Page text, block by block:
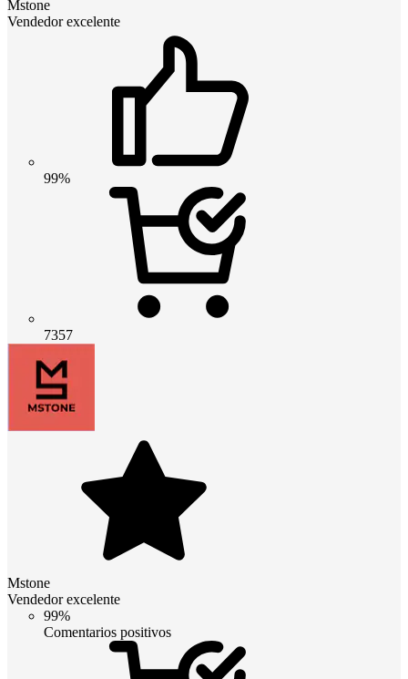
Mstone
Vendedor excelente
99%
7357
Mstone
Vendedor excelente
99%
Comentarios positivos